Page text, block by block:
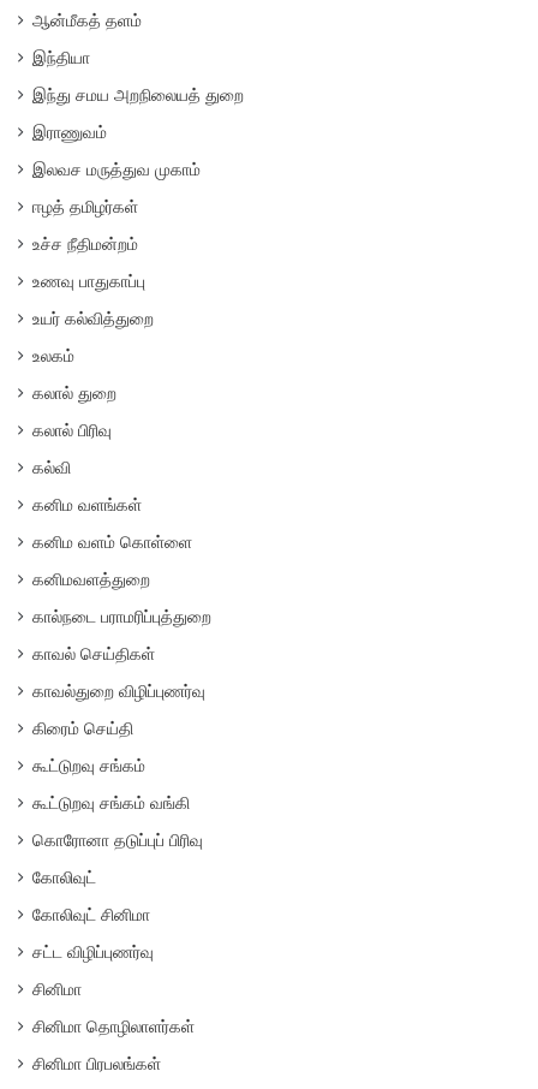
ஆன்மீகத் தளம்
இந்தியா
இந்து சமய அறநிலையத் துறை
இராணுவம்
இலவச மருத்துவ முகாம்
ஈழத் தமிழர்கள்
உச்ச நீதிமன்றம்
உணவு பாதுகாப்பு
உயர் கல்வித்துறை
உலகம்
கலால் துறை
கலால் பிரிவு
கல்வி
கனிம வளங்கள்
கனிம வளம் கொள்ளை
கனிமவளத்துறை
கால்நடை பராமரிப்புத்துறை
காவல் செய்திகள்
காவல்துறை விழிப்புணர்வு
கிரைம் செய்தி
கூட்டுறவு சங்கம்
கூட்டுறவு சங்கம் வங்கி
கொரோனா தடுப்புப் பிரிவு
கோலிவுட்
கோலிவுட் சினிமா
சட்ட விழிப்புணர்வு
சினிமா
சினிமா தொழிலாளர்கள்
சினிமா பிரபலங்கள்